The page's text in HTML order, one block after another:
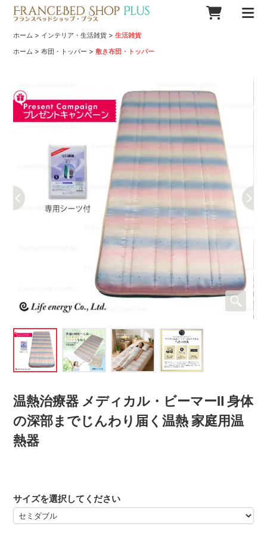
ホーム > インテリア・生活雑貨 >生活雑貨
ホーム >布団・トッパー >敷き布団・トッパー
温熱治療器 メディカル・ビーマーⅡ 身体
の深部までじんわり届く温熱 家庭用温
熱器
サイズを選択してください